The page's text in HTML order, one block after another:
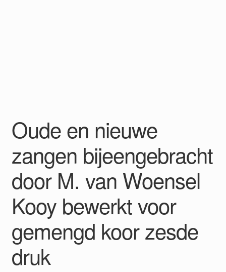
Oude en nieuwe
zangen bijeengebracht
door M. van Woensel
Kooy bewerkt voor
gemengd koor zesde
druk